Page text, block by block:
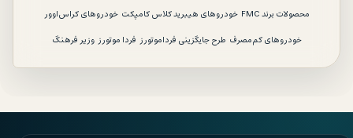
محصولات برند FMC خودروهای هیبرید کلاس کامپکت خودروهای کراس‌اوور
خودروهای کم‌مصرف طرح جایگزینی فرداموتورز فردا موتورز وزیر فرهنگ